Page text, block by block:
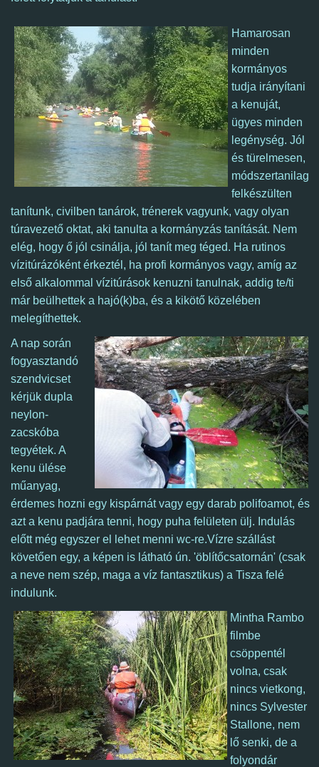
Hamarosan
minden
kormányos
tudja irányítani
a kenuját,
ügyes minden
legénység. Jól
és türelmesen,
módszertanilag
felkészülten
tanítunk, civilben tanárok, trénerek vagyunk, vagy olyan
túravezető oktat, aki tanulta a kormányzás tanítását. Nem
elég, hogy ő jól csinálja, jól tanít meg téged. Ha rutinos
vízitúrázóként érkeztél, ha profi kormányos vagy, amíg az
első alkalommal vízitúrások kenuzni tanulnak, addig te/ti
már beülhettek a hajó(k)ba, és a kikötő közelében
melegíthettek.
A nap során
fogyasztandó
szendvicset
kérjük dupla
neylon-
zacskóba
tegyétek. A
kenu ülése
műanyag,
érdemes hozni egy kispárnát vagy egy darab polifoamot, és
azt a kenu padjára tenni, hogy puha felületen ülj. Indulás
előtt még egyszer el lehet menni wc-re.Vízre szállást
követően egy, a képen is látható ún. 'öblítőcsatornán' (csak
a neve nem szép, maga a víz fantasztikus) a Tisza felé
indulunk.
Mintha Rambo
filmbe
csöppentél
volna, csak
nincs vietkong,
nincs Sylvester
Stallone, nem
lő senki, de a
folyondár